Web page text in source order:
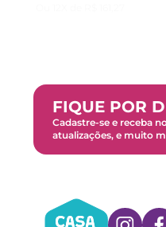
FIQUE POR
Cadastre-se e receba
atualizações, e muito